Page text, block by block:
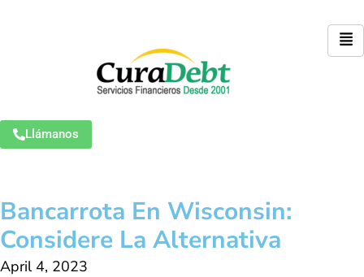
Llámanos
Bancarrota En Wisconsin:
Considere La Alternativa
April 4, 2023